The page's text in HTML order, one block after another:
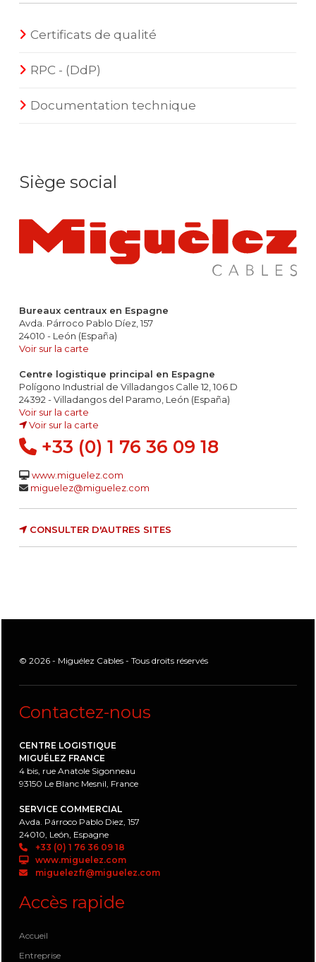
Certificats de qualité
RPC - (DdP)
Documentation technique
Siège social
Bureaux centraux en Espagne
Avda. Párroco Pablo Díez, 157
24010 - León (España)
Voir sur la carte
Centre logistique principal en Espagne
Polígono Industrial de Villadangos Calle 12, 106 D
24392 - Villadangos del Paramo, León (España)
Voir sur la carte
Voir sur la carte
+33 (0) 1 76 36 09 18
www.miguelez.com
miguelez@miguelez.com
CONSULTER D'AUTRES SITES
© 2026 - Miguélez Cables - Tous droits réservés
Contactez-nous
CENTRE LOGISTIQUE
MIGUÉLEZ FRANCE
4 bis, rue Anatole Sigonneau
93150 Le Blanc Mesnil, France
SERVICE COMMERCIAL
Avda. Párroco Pablo Diez, 157
24010, León, Espagne
+33 (0) 1 76 36 09 18
www.miguelez.com
miguelezfr@miguelez.com
Accès rapide
Accueil
Entreprise